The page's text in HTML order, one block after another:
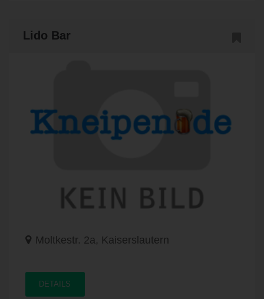
Lido Bar
Moltkestr. 2a, Kaiserslautern
DETAILS